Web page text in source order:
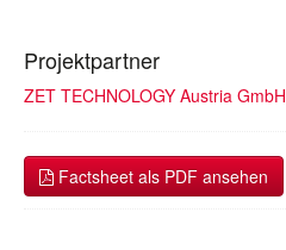
Projektpartner
ZET TECHNOLOGY Austria GmbH
Factsheet als PDF ansehen